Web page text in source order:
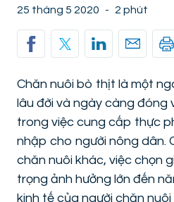
25 tháng 5 2020 - 2 phút
Chăn nuôi bò thịt là một
lâu đời và ngày càng đóng
trong việc cung cấp thực
nhập cho người nông dân.
chăn nuôi khác, việc chọn
trọng ảnh hưởng lớn đến
kinh tế của người chăn